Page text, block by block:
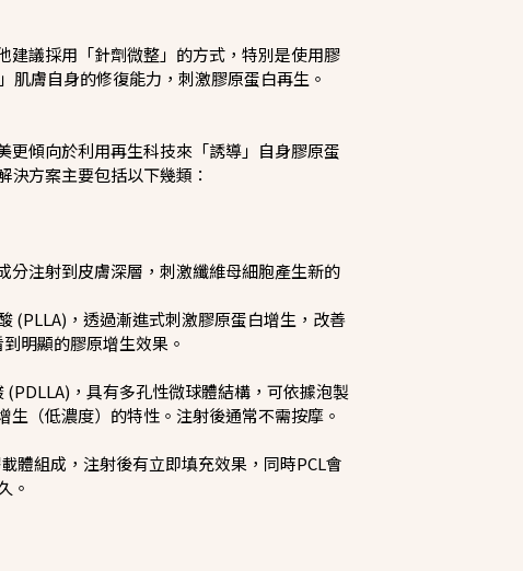
建議採用「針劑微整」的方式，特別是使用膠
膚自身的修復能力，刺激膠原蛋白再生。
更傾向於利用再生科技來「誘導」自身膠原蛋
方案主要包括以下幾類：
分注射到皮膚深層，刺激纖維母細胞產生新的
(PLLA)，透過漸進式刺激膠原蛋白增生，改善
明顯的膠原增生效果。
(PDLLA)，具有多孔性微球體結構，可依據泡製
（低濃度）的特性。注射後通常不需按摩。
體組成，注射後有立即填充效果，同時PCL會
。